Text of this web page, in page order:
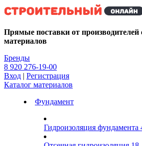
Kg
Прямые поставки от производителей
материалов
Бренды
8 920 276-19-00
Вход | Регистрация
Каталог материалов
Фундамент
Гидроизоляция фундамента